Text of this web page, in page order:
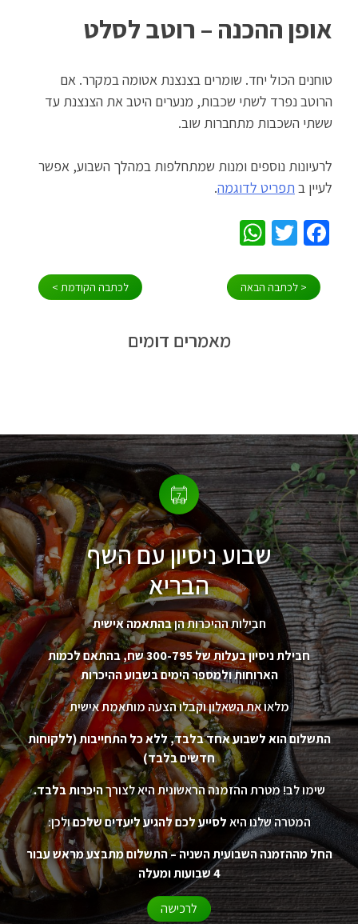
אופן ההכנה – רוטב לסלט
טוחנים הכול יחד. שומרים בצנצנת אטומה במקרר. אם
הרוטב נפרד לשתי שכבות, מנערים היטב את הצנצנת עד
ששתי השכבות מתחברות שוב.
לרעיונות נוספים ומנות שמתחלפות במהלך השבוע, אפשר
לעיין ב תפריט לדוגמה.
Facebook
Twitter
ניווט< לכתבה הבאה לכתבה הקודמת >
מאמרים דומים
שבוע ניסיון עם השף
הבריא
חבילות ההיכרות הןבהתאמה אישית
חבילת ניסיון בעלות של 300-795 שח, בהתאם לכמות
הארוחות ולמספר הימים בשבוע ההיכרות
מלאו את השאלון וקבלו הצעה מותאמת אישית
התשלום הוא לשבוע אחד בלבד, ללא כל התחייבות (ללקוחות
חדשים בלבד)
שימו לב! מטרת ההזמנה הראשונית היא לצורךהיכרות בלבד.
המטרה שלנו היאלסייע לכם להגיע ליעדים שלכםולכן:
החל מההזמנה השבועית השניה – התשלום מתבצע מראש עבור
4 שבועות ומעלה
לרכישה